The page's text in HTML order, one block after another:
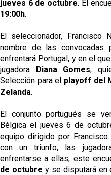
jueves 6 de octubre. El
19:00h.
El seleccionador,
nombre de las convocadas
enfrentará Portugal, y en el
jugadora Diana Gomes,
Selección para el playoff del
Zelanda.
El conjunto portugués se
Bélgica el jueves 6 de
equipo dirigido por
con un triunfo, las
enfrentarse a ellas, este
de octubre y se disputará en